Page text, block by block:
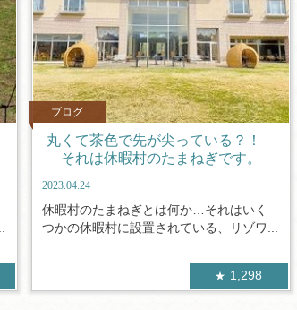
ブログ
丸くて茶色で先が尖っている？！
それは休暇村のたまねぎです。
2023.04.24
休暇村のたまねぎとは何か…それはいく
つかの休暇村に設置されている、リゾワ...
1,298